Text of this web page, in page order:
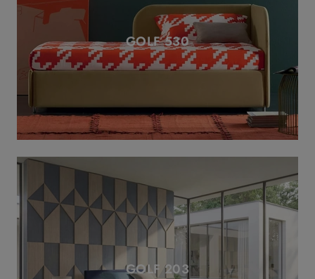
GOLF 530
GOLF 203